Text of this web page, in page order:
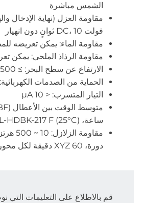
الشمس مباشرة
فولت DC، 10 ثوانٍ دون انهيار
مقاومة الماء: يمكن تعريضه
مقاومة الرذاذ الملحي: يمكن
الارتفاع عن سطح البحر: ≥ 2500 متر
الحماية من الصدمات
التيار المتسرب: < 10 μA
ساعة، MIL-HDBK-217 F (25°C)
دورة، XYZ 60 دقيقة لكل محور
قم بالاطلاع على التعليمات التي